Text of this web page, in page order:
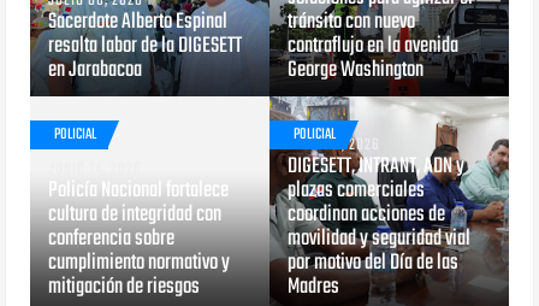
Sacerdote Alberto Espinal
resalta labor de la DIGESETT
en Jarabacoa
tránsito con nuevo
contraflujo en la avenida
George Washington
POLICIAL
Policía Nacional fortalece
cultura de integridad con
conferencia sobre
cumplimiento normativo y
mitigación de riesgos
POLICIAL
MAYO 29, 2026
DIGESETT, INTRANT, ADN y
plazas comerciales
coordinan acciones de
movilidad y seguridad vial
por motivo del Día de las
Madres